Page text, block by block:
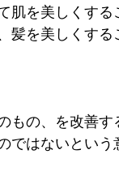
肌を美しくする
髪を美しくする
もの、を改善す
ではないとい